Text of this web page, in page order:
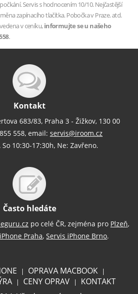
Servis s hodnocením 10/10. Nejčastější
zapínacího tlačítka. Pobočka v Praze. atd.
v ceníku, informujte se u našeho
.
Kontakt
683/83, Praha 3 - Žižkov, 130 00
558, email: servis@iroom.cz
So 10:30-17:30h, Ne: Zavřeno.
Často hledáte
po celé ČR, zejména pro Plzeň,
Praha,Servis iPhone Brno.
| OPRAVA MACBOOK |
| CENY OPRAV |
KONTAKT